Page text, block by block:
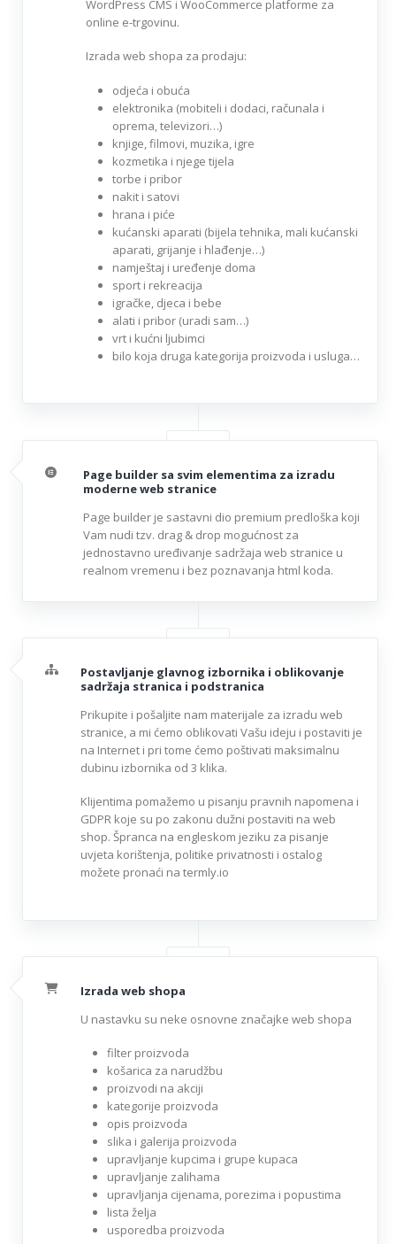
WordPress CMS i WooCommerce platforme za
online e-trgovinu.
Izrada web shopa za prodaju:
odjeća i obuća
elektronika (mobiteli i dodaci, računala i
oprema, televizori…)
knjige, filmovi, muzika, igre
kozmetika i njege tijela
torbe i pribor
nakit i satovi
hrana i piće
kućanski aparati (bijela tehnika, mali kućanski
aparati, grijanje i hlađenje…)
namještaj i uređenje doma
sport i rekreacija
igračke, djeca i bebe
alati i pribor (uradi sam…)
vrt i kućni ljubimci
bilo koja druga kategorija proizvoda i usluga…
Page builder sa svim elementima za izradu
moderne web stranice
Page builder je sastavni dio premium predloška koji
Vam nudi tzv. drag & drop mogućnost za
jednostavno uređivanje sadržaja web stranice u
realnom vremenu i bez poznavanja html koda.
Postavljanje glavnog izbornika i oblikovanje
sadržaja stranica i podstranica
Prikupite i pošaljite nam materijale za izradu web
stranice, a mi ćemo oblikovati Vašu ideju i postaviti je
na Internet i pri tome ćemo poštivati maksimalnu
dubinu izbornika od 3 klika.
Klijentima pomažemo u pisanju pravnih napomena i
GDPR koje su po zakonu dužni postaviti na web
shop. Špranca na engleskom jeziku za pisanje
uvjeta korištenja, politike privatnosti i ostalog
možete pronaći na termly.io
Izrada web shopa
U nastavku su neke osnovne značajke web shopa
filter proizvoda
košarica za narudžbu
proizvodi na akciji
kategorije proizvoda
opis proizvoda
slika i galerija proizvoda
upravljanje kupcima i grupe kupaca
upravljanje zalihama
upravljanja cijenama, porezima i popustima
lista želja
usporedba proizvoda